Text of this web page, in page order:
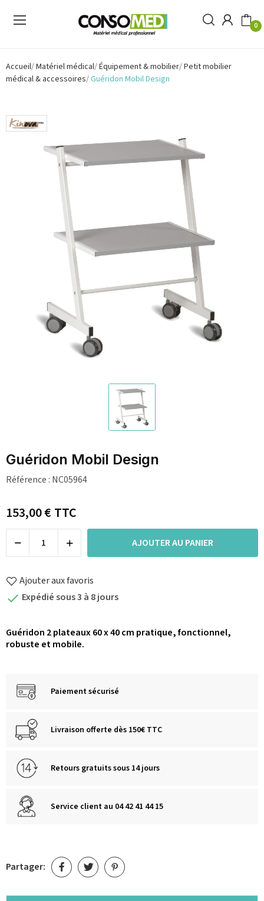
0
Accueil Matériel médical Équipement & mobilier Petit mobilier
médical & accessoires Guéridon Mobil Design
Guéridon Mobil Design
Référence : NC05964
153,00 €TTC
AJOUTER AU PANIER
Ajouter aux favoris
 Expédié sous 3 à 8 jours
Guéridon 2 plateaux 60 x 40 cm pratique, fonctionnel,
robuste et mobile.
Paiement sécurisé
Livraison offerte dès 150€ TTC
Retours gratuits sous 14 jours
Service client au 04 42 41 44 15
Partager: